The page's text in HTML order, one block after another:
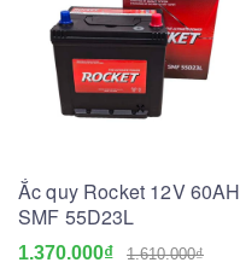
Ắc quy Rocket 12V 60AH
SMF 55D23L
1.370.000₫ 1.610.000₫